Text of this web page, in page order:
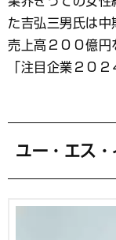
ク
た吉弘三男氏は中
売上高２００億円
「注目企業２０
ユー・エス